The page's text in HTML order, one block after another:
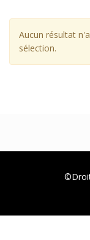
Aucun résultat
sélection.